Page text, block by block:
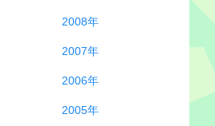
2008年
2007年
2006年
2005年